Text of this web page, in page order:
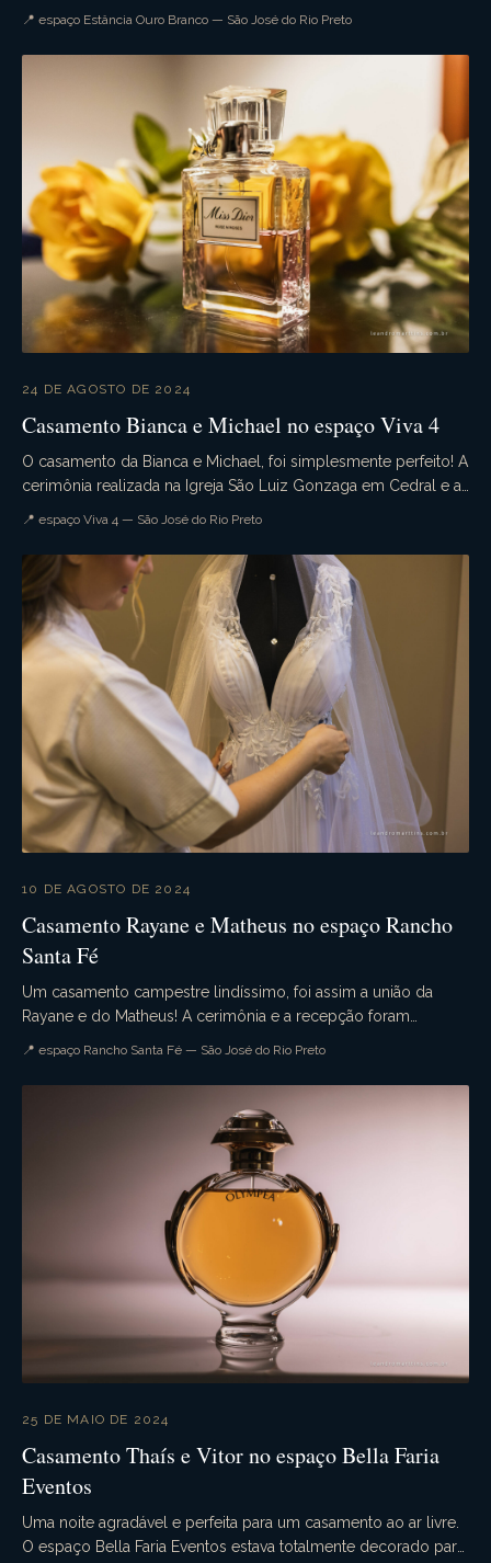
📍 espaço Estância Ouro Branco — São José do Rio Preto
24 DE AGOSTO DE 2024
Casamento Bianca e Michael no espaço Viva 4
O casamento da Bianca e Michael, foi simplesmente perfeito! A
cerimônia realizada na Igreja São Luiz Gonzaga em Cedral e a
📍 espaço Viva 4 — São José do Rio Preto
10 DE AGOSTO DE 2024
Casamento Rayane e Matheus no espaço Rancho
Santa Fé
Um casamento campestre lindíssimo, foi assim a união da
Rayane e do Matheus! A cerimônia e a recepção foram
📍 espaço Rancho Santa Fé — São José do Rio Preto
25 DE MAIO DE 2024
Casamento Thaís e Vitor no espaço Bella Faria
Eventos
Uma noite agradável e perfeita para um casamento ao ar livre.
O espaço Bella Faria Eventos estava totalmente decorado para